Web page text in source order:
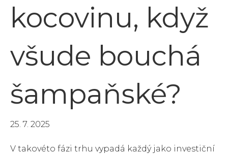
kocovinu, když
všude bouchá
šampaňské?
25. 7. 2025
V takovéto fázi trhu vypadá každý jako investiční